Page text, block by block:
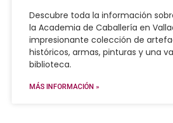
Descubre toda la información
la Academia de Caballería en
impresionante colección de
históricos, armas, pinturas y una
biblioteca.
MÁS INFORMACIÓN »